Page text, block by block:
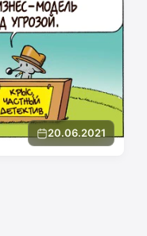
20.06.2021